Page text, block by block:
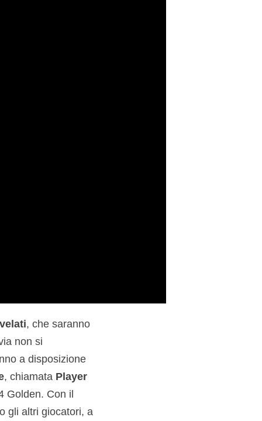
, che saranno
non si
a disposizione
, chiamata Player
Golden. Con il
gli altri giocatori, a